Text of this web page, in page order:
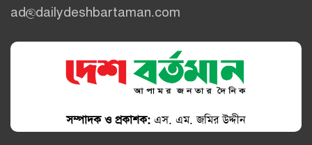
ad@dailydeshbartaman.com
সম্পাদক ও প্রকাশক: এস. এম. জমির উদ্দীন